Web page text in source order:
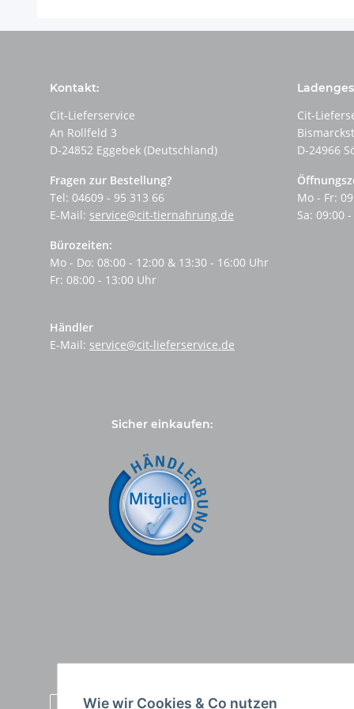
Kontakt:
Cit-Lieferservice
An Rollfeld 3
D-24852 Eggebek (Deutschland)
Fragen zur Bestellung?
Tel: 04609 - 95 313 66
E-Mail: service@cit-tiernahrung.de
Bürozeiten:
Mo - Do: 08:00 - 12:00 & 13:30 - 16:00 Uhr
Fr: 08:00 - 13:00 Uhr
Händler
E-Mail: service@cit-lieferservice.de
Cit-
D-24966
Mo - Fr:
Sa: 09:00
Sicher einkaufen:
Wie wir Cookies & Co nutzen